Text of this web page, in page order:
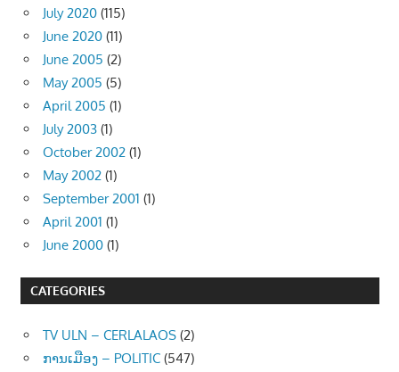
July 2020 (115)
June 2020 (11)
June 2005 (2)
May 2005 (5)
April 2005 (1)
July 2003 (1)
October 2002 (1)
May 2002 (1)
September 2001 (1)
April 2001 (1)
June 2000 (1)
CATEGORIES
TV ULN – CERLALAOS (2)
ການເມືອງ – POLITIC (547)